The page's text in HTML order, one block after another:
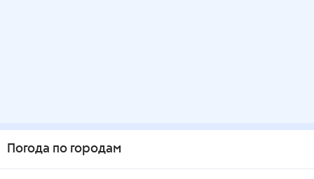
Погода по городам